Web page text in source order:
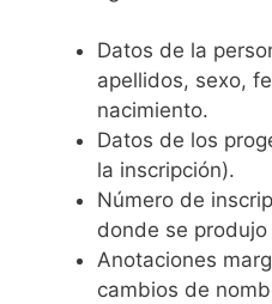
Datos de la
apellidos, sexo,
nacimiento.
Datos de los
la inscripción).
Número de
donde se
Anotaciones
cambios de